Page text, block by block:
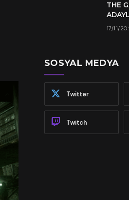
THE
17/11/
SOSYAL MEDYA
Twitter
Twitch